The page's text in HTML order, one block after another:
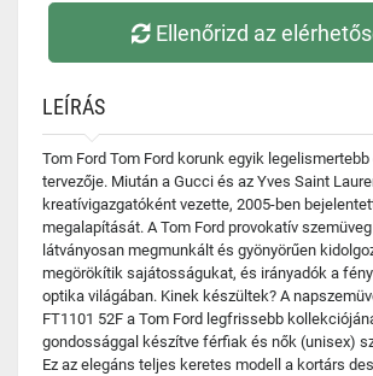
Ellenőrizd az
LEÍRÁS
Tom Ford Tom Ford korunk egyik
tervezője. Miután a Gucci és az Yves Saint
kreatívigazgatóként vezette, 2005-ben
megalapítását. A Tom Ford provokatív
látványosan megmunkált és gyönyörűen
megörökítik sajátosságukat, és irányadók a
optika világában. Kinek készültek? A
FT1101 52F a Tom Ford legfrissebb
gondossággal készítve férfiak és nők (unisex)
Ez az elegáns teljes keretes modell a kortárs